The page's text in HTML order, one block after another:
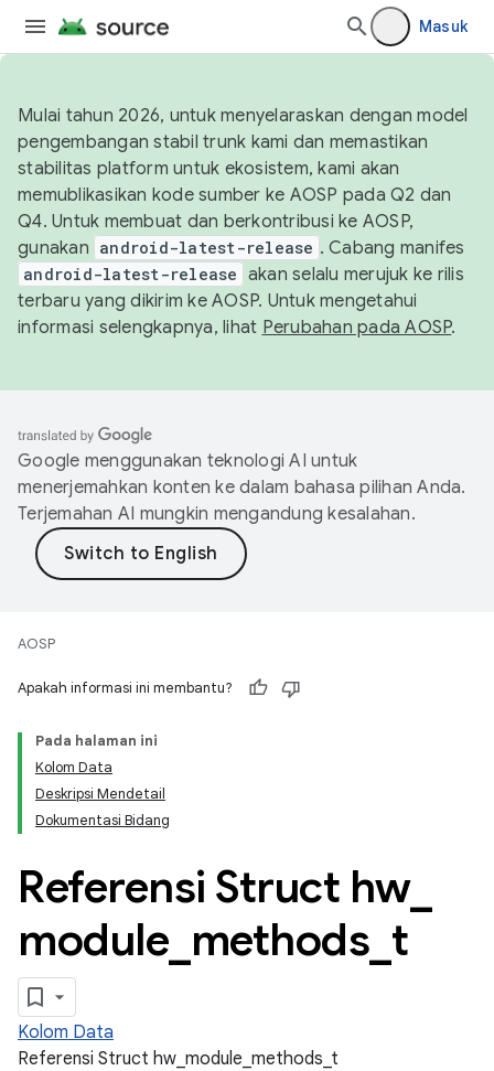
Masuk
Mulai tahun 2026, untuk menyelaraskan dengan model
pengembangan stabil trunk kami dan memastikan
stabilitas platform untuk ekosistem, kami akan
memublikasikan kode sumber ke AOSP pada Q2 dan
Q4. Untuk membuat dan berkontribusi ke AOSP,
gunakan android-latest-release . Cabang manifes
android-latest-release akan selalu merujuk ke rilis
terbaru yang dikirim ke AOSP. Untuk mengetahui
informasi selengkapnya, lihat Perubahan pada AOSP.
Google menggunakan teknologi AI untuk
menerjemahkan konten ke dalam bahasa pilihan Anda.
Terjemahan AI mungkin mengandung kesalahan.
AOSP
Apakah informasi ini membantu?
Pada halaman ini
Kolom Data
Deskripsi Mendetail
Dokumentasi Bidang
Referensi Struct hw_
module methods t
Kolom Data
Referensi Struct hw_module_methods_t